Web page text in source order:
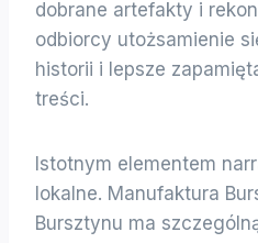
dobrane artefakty i
odbiorcy utożsamienie
historii i lepsze
treści.
Istotnym elementem
lokalne. Manufaktura
Bursztynu ma